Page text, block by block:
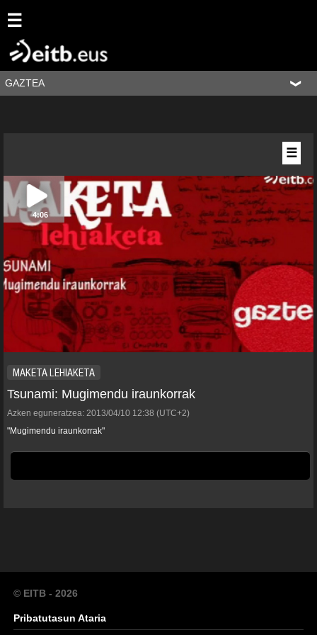
☰
GAZTEA
4:06
MAKETA LEHIAKETA
Tsunami: Mugimendu iraunkorrak
Azken eguneratzea: 2013/04/10 12:38 (UTC+2)
"Mugimendu iraunkorrak"
☰
© EITB - 2026
Pribatutasun Ataria